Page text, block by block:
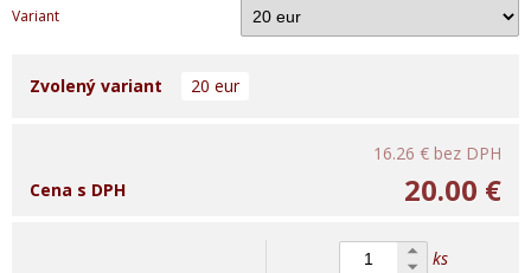
Variant
Zvolený variant 20 eur
16.26 € bez DPH
20.00 €
Cena s DPH
ks